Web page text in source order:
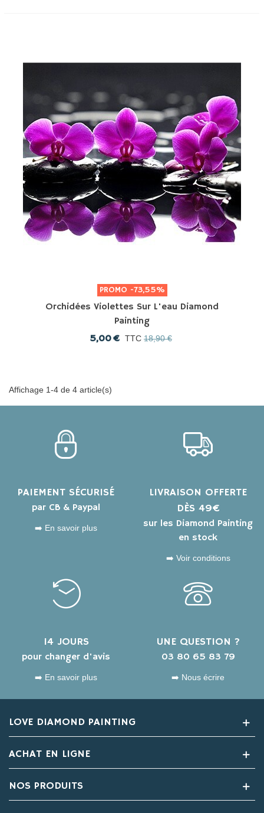
PROMO -73,55%
Orchidées Violettes Sur L'eau Diamond
Painting
5,00 € TTC 18,90 €
Affichage 1-4 de 4 article(s)
PAIEMENT SÉCURISÉ
par CB & Paypal
➡️ En savoir plus
LIVRAISON OFFERTE
DÈS 49€
sur les Diamond Painting
en stock
➡️ Voir conditions
14 JOURS
pour changer d'avis
➡️ En savoir plus
UNE QUESTION ?
03 80 65 83 79
➡️ Nous écrire
LOVE DIAMOND PAINTING
ACHAT EN LIGNE
NOS PRODUITS